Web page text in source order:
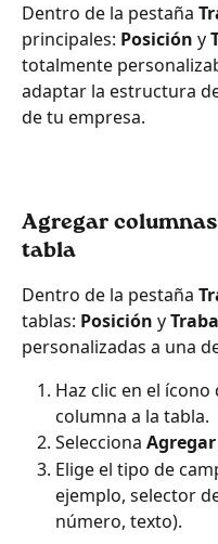
Dentro de la pestaña
principales: Posición y
totalmente
adaptar la estructura
de tu empresa.
Agregar
tabla
Dentro de la pestaña
tablas: Posición y
personalizadas a una
Haz clic en el
columna a la tabla.
Selecciona
Elige el tipo de
ejemplo, selector
número, texto).